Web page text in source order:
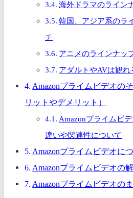
海外ドラマのライン
韓国、アジア系のラ
チ
アニメのラインナッ
アダルトやAVは観れ
Amazonプライムビデオの
リットやデメリット）
Amazonプライムビ
違いや関連性について
Amazonプライムビデオに
Amazonプライムビデオの
Amazonプライムビデオの